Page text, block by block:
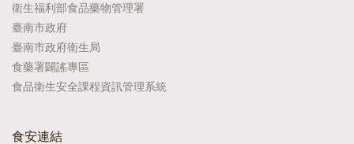
衛生福利部食品藥物管理署
臺南市政府
臺南市政府衛生局
食藥署闢謠專區
食品衛生安全課程資訊管理系統
食安連結